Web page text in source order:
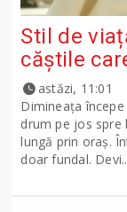
Stil de
căștile
astăzi, 11:01
Dimineața
drum pe jos spre
lungă prin oraș.
doar fundal.